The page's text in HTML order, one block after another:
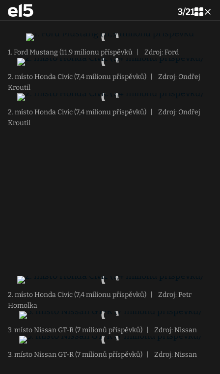
3/21
1. Ford Mustang (11,9 milionu příspěvků Zdroj: Ford
2. místo Honda Civic (7,4 milionu příspěvků)
Zdroj: Ondřej
Kroutil
2. místo Honda Civic (7,4 milionu příspěvků)
Zdroj: Ondřej
Kroutil
2. místo Honda Civic (7,4 milionu příspěvků)
Zdroj: Petr
Homolka
3. místo Nissan GT-R (7 milionů příspěvků) Zdroj: Nissan
3. místo Nissan GT-R (7 milionů příspěvků) Zdroj: Nissan